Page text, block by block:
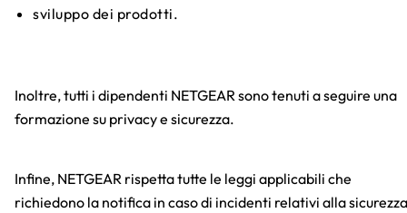
sviluppo dei prodotti.
Inoltre, tutti i dipendenti NETGEAR sono tenuti a seguire una
formazione su privacy e sicurezza.
Infine, NETGEAR rispetta tutte le leggi applicabili che
richiedono la notifica in caso di incidenti relativi alla sicurezza